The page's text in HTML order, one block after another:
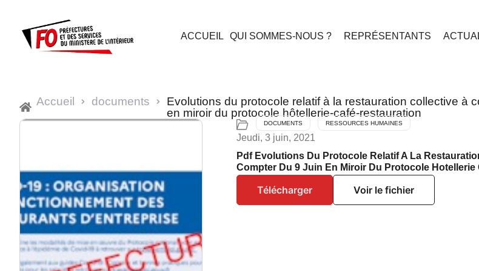
ACCUEIL QUI SOMMES-NOUS ? REPRÉSENTANTS
Accueil documents
Evolutions du protocole relatif à la restauration collective à
en miroir du protocole hôtellerie-café-restauration
DOCUMENTS RESSOURCES HUMAINES
Jeudi, 3 juin, 2021
Pdf Evolutions Du Protocole Relatif A La
Compter Du 9 Juin En Miroir Du Protocole Hotellerie
Télécharger Voir le fichier